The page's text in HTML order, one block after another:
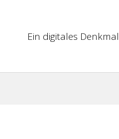
Ein digitales Denkmal